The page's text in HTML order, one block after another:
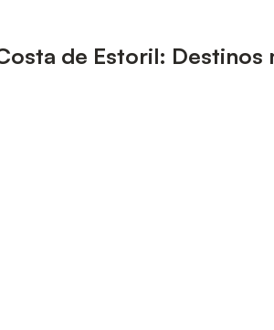
de Estoril: Destinos